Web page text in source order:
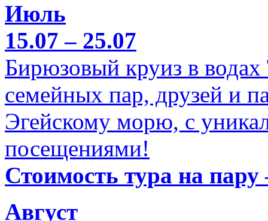
Июль
15.07 – 25.07
Бирюзовый круиз в
семейных пар, друзей и
Эгейскому морю, с
посещениями!
Стоимость тура на пару
Август